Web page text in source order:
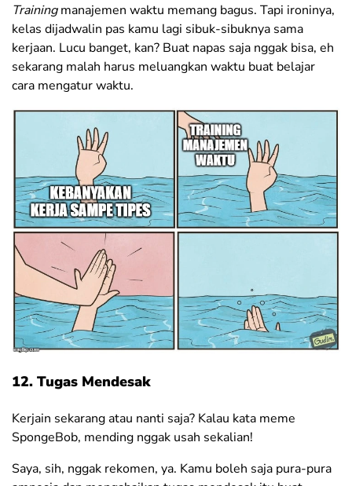
Trainingmanajemen waktu memang bagus. Tapi ironinya,
kelas dijadwalin pas kamu lagi sibuk-sibuknya sama
kerjaan. Lucu banget, kan? Buat napas saja nggak bisa, eh
sekarang malah harus meluangkan waktu buat belajar
cara mengatur waktu.
12. Tugas Mendesak
Kerjain sekarang atau nanti saja? Kalau kata meme
SpongeBob, mending nggak usah sekalian!
Saya, sih, nggak rekomen, ya. Kamu boleh saja pura-pura